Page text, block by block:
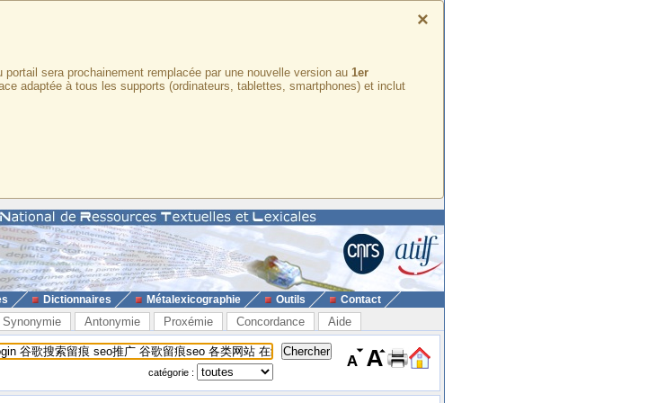
×
sera prochainement remplacée par une nouvelle version au 1er
adaptée à tous les supports (ordinateurs, tablettes, smartphones) et inclut
Dictionnaires Métalexicographie Outils Contact
Synonymie Antonymie Proxémie Concordance Aide
catégorie :